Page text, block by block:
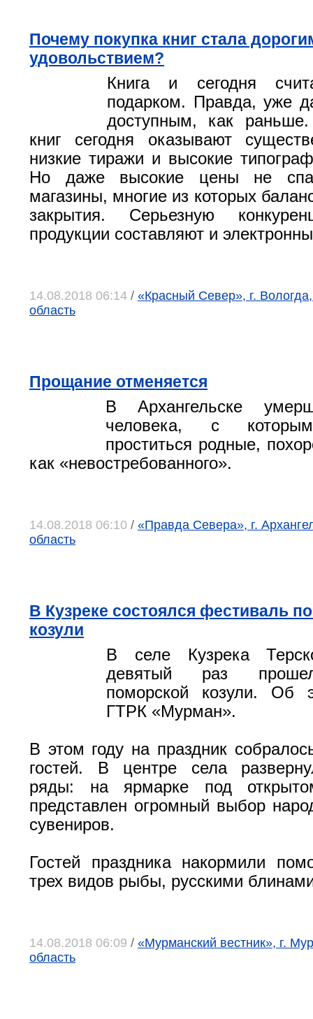
Почему покупка книг стала
удовольствием?
Книга и сегодня
подарком. Правда, уже
доступным, как
книг сегодня оказывают
низкие тиражи и высокие
Но даже высокие цены не
магазины, многие из которых
закрытия. Серьезную
продукции составляют и
14.08.2018 06:14 / «Красный Север», г.
область
Прощание отменяется
В Архангельске
человека, с
проститься родные,
как «невостребованного».
14.08.2018 06:10 / «Правда Севера», г.
область
В Кузреке состоялся фестиваль
козули
В селе Кузрека
девятый раз
поморской козули. Об
ГТРК «Мурман».
В этом году на праздник
гостей. В центре села
ряды: на ярмарке под
представлен огромный выбор
сувениров.
Гостей праздника накормили
трех видов рыбы, русскими
14.08.2018 06:09 / «Мурманский вестник», г.
область